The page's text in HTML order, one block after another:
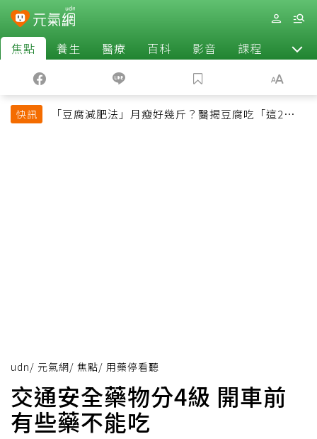
焦點 養生 醫療 百科 影音 課程 退休
快訊
「豆腐減肥法」月瘦好幾斤？醫揭豆腐吃「這2種最
udn/ 元氣網/ 焦點/ 用藥停看聽
交通安全藥物分4級 開車前
有些藥不能吃